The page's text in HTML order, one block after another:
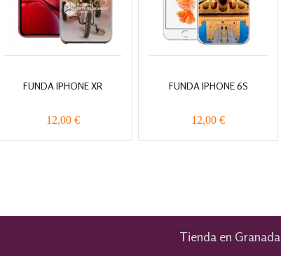
FUNDA IPHONE XR
12,00 €
FUNDA IPHONE 6S
12,00 €
Tienda en Granada